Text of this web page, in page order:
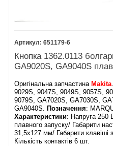
651179-6
Кнопка 1362.0113
GA9020S, GA9040S
Оригінальна запчастина Makita
9029S, 9047S, 9049S, 9057S,
9079S, GA7020S, GA7030S,
GA9040S. Позначення:
Характеристики: Напруга 250
плавного запуску/ Габарити
31,5х127 мм/ Габарити
Кількість контактів 6 шт.